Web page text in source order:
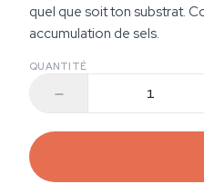
quel que soit ton substrat.
accumulation de sels.
QUANTITÉ